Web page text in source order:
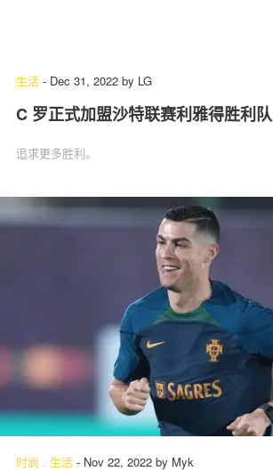
生活 - Dec 31, 2022 by LG
C 罗正式加盟沙特联赛利雅得胜利队
追求更多胜利。
时尚 . 生活 - Nov 22, 2022 by Myk